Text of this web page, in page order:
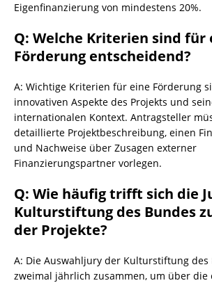
Eigenfinanzierung von mindestens 20%.
Q: Welche Kriterien sind für
Förderung entscheidend?
A: Wichtige Kriterien für eine Förderung
innovativen Aspekte des Projekts und
internationalen Kontext. Antragsteller
detaillierte Projektbeschreibung, einen
und Nachweise über Zusagen externer
Finanzierungspartner vorlegen.
Q: Wie häufig trifft sich die
Kulturstiftung des Bundes
der Projekte?
A: Die Auswahljury der Kulturstiftung des
zweimal jährlich zusammen, um über die